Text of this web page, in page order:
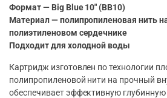
Формат — Big Blue 10″ (BB10)
Материал — полипропиленовая нить
полиэтиленовом сердечнике
Подходит для холодной воды
Картридж изготовлен по технологии
полипропиленовой нити на прочный
обеспечивает эффективную